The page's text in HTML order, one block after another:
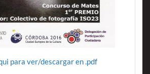
para ver/descargar en .pdf